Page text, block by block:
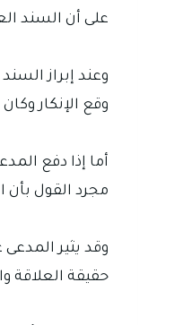
على أن السند
وقع الإنكار وكان
أما إذا دفع
مجرد القول بأن
وقد يثير
حقيقة العلاقة